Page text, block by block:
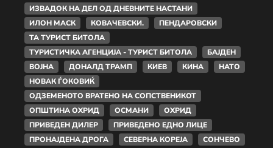
ИЗВАДОК НА ДЕЛ ОД ДНЕВНИТЕ НАСТАНИ
ИЛОН МАСК
КОВАЧЕВСКИ.
ПЕНДАРОВСКИ
ТА ТУРИСТ БИТОЛА
ТУРИСТИЧКА АГЕНЦИЈА - ТУРИСТ БИТОЛА
БАЈДЕН
ВОЈНА
ДОНАЛД ТРАМП КИЕВ КИНА
НАТО
НОВАК ЃОКОВИЌ
ОДЗЕМЕНОТО ВРАТЕНО НА СОПСТВЕНИКОТ
ОПШТИНА ОХРИД
ОСМАНИ
ОХРИД
ПРИВЕДЕН ДИЛЕР
ПРИВЕДЕНО ЕДНО ЛИЦЕ
ПРОНАЈДЕНА ДРОГА
СЕВЕРНА КОРЕЈА
СОНЧЕВО